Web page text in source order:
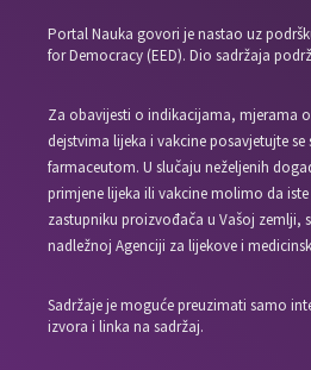
Portal Nauka govori je nastao uz
for Democracy (EED). Dio sadržaja
Za obavijesti o indikacijama, mjerama
dejstvima lijeka i vakcine posavjetujte se
farmaceutom. U slučaju neželjenih
primjene lijeka ili vakcine molimo da
zastupniku proizvođača u Vašoj zemlji,
nadležnoj Agenciji za lijekove i
Sadržaje je moguće preuzimati samo
izvora i linka na sadržaj.